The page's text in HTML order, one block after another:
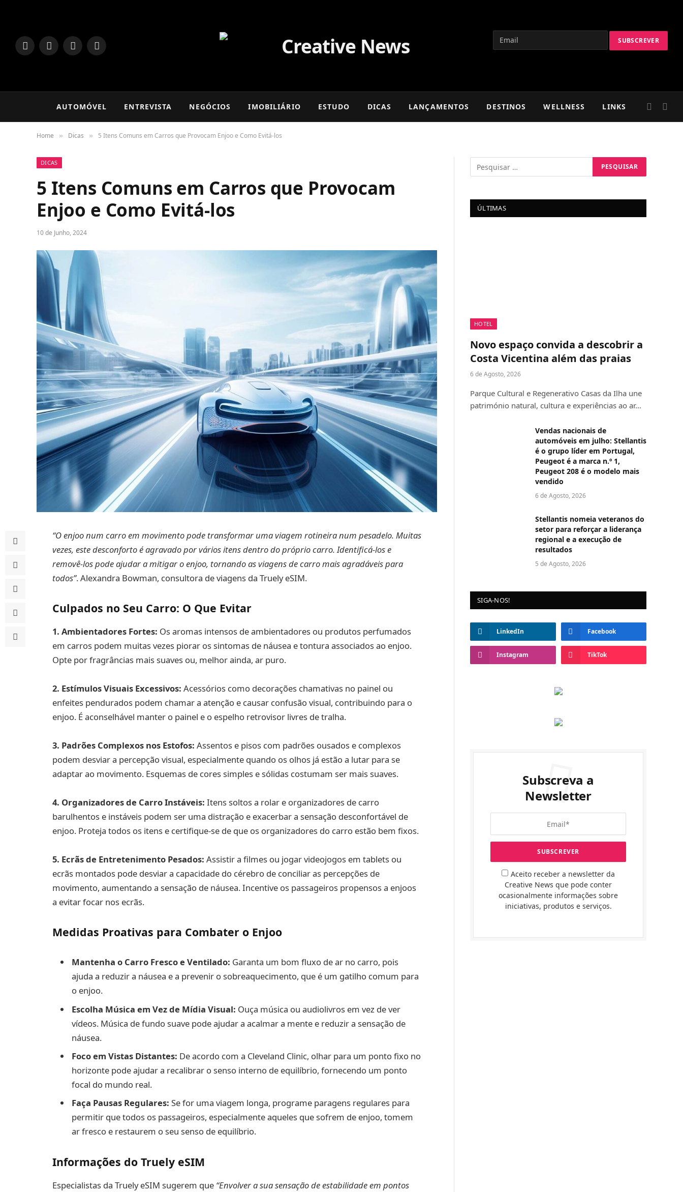
LinkedInFacebookInstagram
TikTok
AUTOMÓVEL ENTREVISTA NEGÓCIOS IMOBILIÁRIO ESTUDO DICAS LANÇAMENTOS DESTINOS WELLNESS LINKS
Home » Dicas » 5 Itens Comuns em Carros que Provocam Enjoo e Como Evitá-los
DICAS
5 Itens Comuns em Carros que Provocam
Enjoo e Como Evitá-los
10 de Junho, 2024
“O enjoo num carro em movimento pode transformar uma viagem rotineira num pesadelo. Muitas
vezes, este desconforto é agravado por vários itens dentro do próprio carro. Identificá-los e
removê-los pode ajudar a mitigar o enjoo, tornando as viagens de carro mais agradáveis para
todos”. Alexandra Bowman, consultora de viagens da Truely eSIM.
Culpados no Seu Carro: O Que Evitar
1. Ambientadores Fortes: Os aromas intensos de ambientadores ou produtos perfumados
em carros podem muitas vezes piorar os sintomas de náusea e tontura associados ao enjoo.
Opte por fragrâncias mais suaves ou, melhor ainda, ar puro.
2. Estímulos Visuais Excessivos: Acessórios como decorações chamativas no painel ou
enfeites pendurados podem chamar a atenção e causar confusão visual, contribuindo para o
enjoo. É aconselhável manter o painel e o espelho retrovisor livres de tralha.
3. Padrões Complexos nos Estofos: Assentos e pisos com padrões ousados e complexos
podem desviar a percepção visual, especialmente quando os olhos já estão a lutar para se
adaptar ao movimento. Esquemas de cores simples e sólidas costumam ser mais suaves.
4. Organizadores de Carro Instáveis: Itens soltos a rolar e organizadores de carro
barulhentos e instáveis podem ser uma distração e exacerbar a sensação desconfortável de
enjoo. Proteja todos os itens e certifique-se de que os organizadores do carro estão bem fixos.
5. Ecrãs de Entretenimento Pesados: Assistir a filmes ou jogar videojogos em tablets ou
ecrãs montados pode desviar a capacidade do cérebro de conciliar as percepções de
movimento, aumentando a sensação de náusea. Incentive os passageiros propensos a enjoos
a evitar focar nos ecrãs.
Medidas Proativas para Combater o Enjoo
Mantenha o Carro Fresco e Ventilado: Garanta um bom fluxo de ar no carro, pois
ajuda a reduzir a náusea e a prevenir o sobreaquecimento, que é um gatilho comum para
o enjoo.
Escolha Música em Vez de Mídia Visual: Ouça música ou audiolivros em vez de ver
vídeos. Música de fundo suave pode ajudar a acalmar a mente e reduzir a sensação de
náusea.
Foco em Vistas Distantes: De acordo com a Cleveland Clinic, olhar para um ponto fixo no
horizonte pode ajudar a recalibrar o senso interno de equilíbrio, fornecendo um ponto
focal do mundo real.
Faça Pausas Regulares: Se for uma viagem longa, programe paragens regulares para
permitir que todos os passageiros, especialmente aqueles que sofrem de enjoo, tomem
ar fresco e restaurem o seu senso de equilíbrio.
Informações do Truely eSIM
Especialistas da Truely eSIM sugerem que “Envolver a sua sensação de estabilidade em pontos
ÚLTIMAS
HOTEL
Novo espaço convida a descobrir a
Costa Vicentina além das praias
6 de Agosto, 2026
Parque Cultural e Regenerativo Casas da Ilha une
património natural, cultura e experiências ao ar…
Vendas nacionais de
automóveis em julho: Stellantis
é o grupo líder em Portugal,
Peugeot é a marca n.º 1,
Peugeot 208 é o modelo mais
vendido
6 de Agosto, 2026
Stellantis nomeia veteranos do
setor para reforçar a liderança
regional e a execução de
resultados
5 de Agosto, 2026
SIGA-NOS!
LinkedIn Facebook
Instagram TikTok
Subscreva a
Newsletter
Aceito receber a newsletter da
Creative News que pode conter
ocasionalmente informações sobre
iniciativas, produtos e serviços.